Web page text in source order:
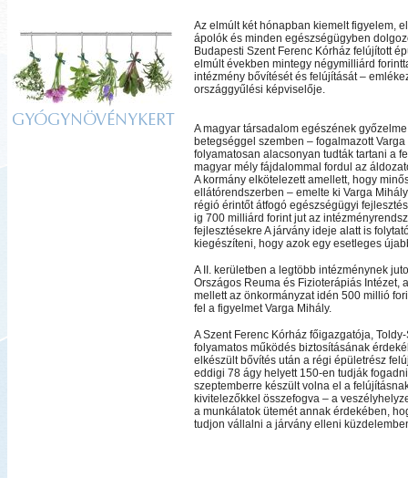
GYÓGYNÖVÉNYKERT
Az elmúlt két hónapban kiemelt figyelem,
ápolók és minden egészségügyben
Budapesti Szent Ferenc Kórház felújított
elmúlt években mintegy négymilliárd
intézmény bővítését és felújítását –
országgyűlési képviselője.
A magyar társadalom egészének
betegséggel szemben – fogalmazott
folyamatosan alacsonyan tudták tartani a
magyar mély fájdalommal fordul az
A kormány elkötelezett amellett, hogy
ellátórendszerben – emelte ki Varga
régió érintőt átfogó egészségügyi
ig 700 milliárd forint jut az
fejlesztésekre A járvány ideje alatt is
kiegészíteni, hogy azok egy esetleges
A II. kerületben a legtöbb intézménynek
Országos Reuma és Fizioterápiás Intézet,
mellett az önkormányzat idén 500 millió
fel a figyelmet Varga Mihály.
A Szent Ferenc Kórház főigazgatója,
folyamatos működés biztosításának
elkészült bővítés után a régi épületrész
eddigi 78 ágy helyett 150-en tudják
szeptemberre készült volna el a
kivitelezőkkel összefogva – a
a munkálatok ütemét annak érdekében,
tudjon vállalni a járvány elleni